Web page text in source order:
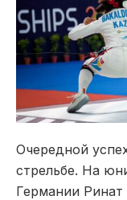
Очередной
стрельбе. На
Германии Ринат